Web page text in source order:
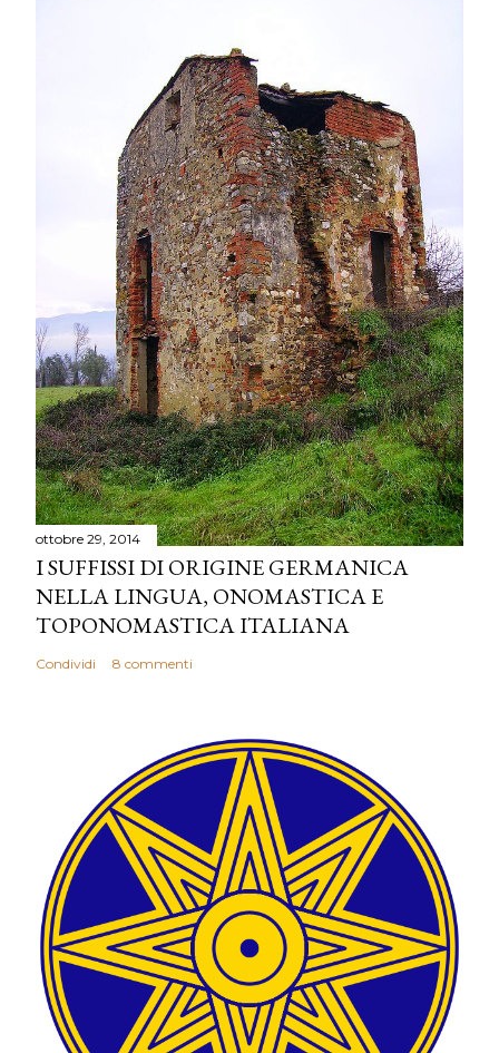
ottobre 29, 2014
I SUFFISSI DI ORIGINE GERMANICA
NELLA LINGUA, ONOMASTICA E
TOPONOMASTICA ITALIANA
Condividi 8 commenti